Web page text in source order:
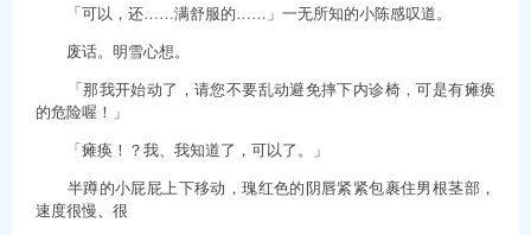
「可以，还……满舒服的……」一无所知的小陈感叹道。
废话。明雪心想。
「那我开始动了，请您不要乱动避免摔下内诊椅，可是有瘫痪
的危险喔！」
「瘫痪！？我、我知道了，可以了。」
半蹲的小屁屁上下移动，瑰红色的阴唇紧紧包裹住男根茎部，
速度很慢、很